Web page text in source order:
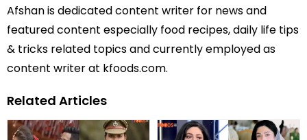
Afshan is dedicated content writer for news and
featured content especially food recipes, daily life tips
& tricks related topics and currently employed as
content writer at kfoods.com.
Related Articles